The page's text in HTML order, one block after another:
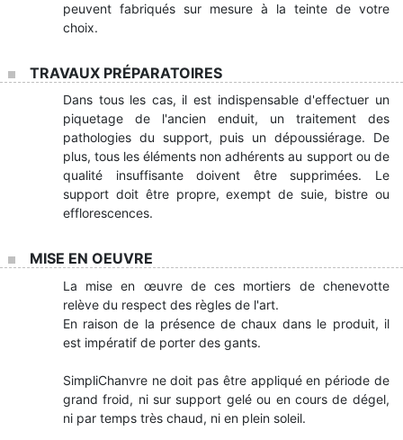
peuvent fabriqués sur mesure à la teinte de votre
choix.
TRAVAUX PRÉPARATOIRES
Dans tous les cas, il est indispensable d'effectuer un
piquetage de l'ancien enduit, un traitement des
pathologies du support, puis un dépoussiérage. De
plus, tous les éléments non adhérents au support ou de
qualité insuffisante doivent être supprimées. Le
support doit être propre, exempt de suie, bistre ou
efflorescences.
MISE EN OEUVRE
La mise en œuvre de ces mortiers de chenevotte
relève du respect des règles de l'art.
En raison de la présence de chaux dans le produit, il
est impératif de porter des gants.
SimpliChanvre ne doit pas être appliqué en période de
grand froid, ni sur support gelé ou en cours de dégel,
ni par temps très chaud, ni en plein soleil.